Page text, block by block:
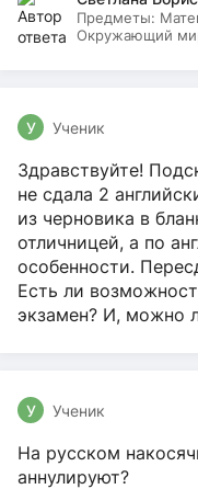
Предметы:
Окружающий
У Ученик
Здравствуйте!
не сдала 2
из черновика в
отличницей, а по
особенности.
Есть ли
экзамен? И, можно
У Ученик
На русском
аннулируют?